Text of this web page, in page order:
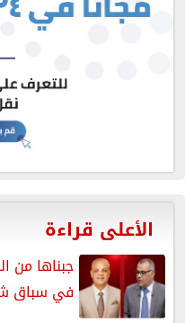
الأعلى قراءة
جبناها من
في سباق